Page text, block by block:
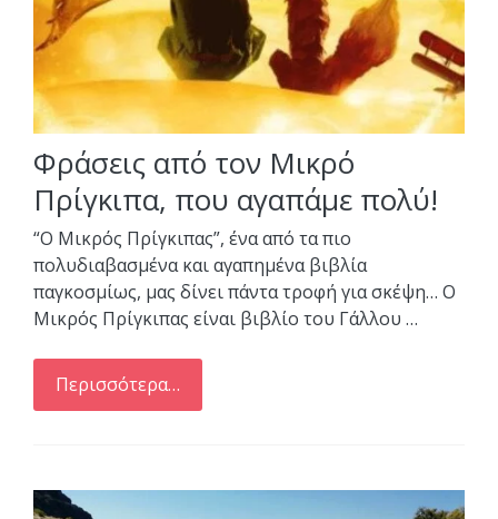
Φράσεις από τον Μικρό
Πρίγκιπα, που αγαπάμε πολύ!
“Ο Μικρός Πρίγκιπας”, ένα από τα πιο
πολυδιαβασμένα και αγαπημένα βιβλία
παγκοσμίως, μας δίνει πάντα τροφή για σκέψη… Ο
Μικρός Πρίγκιπας είναι βιβλίο του Γάλλου …
Περισσότερα…